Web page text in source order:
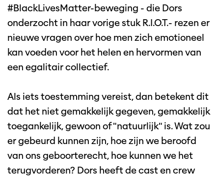
#BlackLivesMatter-beweging - die Dors
onderzocht in haar vorige stuk R.I.O.T.- rezen er
nieuwe vragen over hoe men zich emotioneel
kan voeden voor het helen en hervormen van
een egalitair collectief.
Als iets toestemming vereist, dan betekent dit
dat het niet gemakkelijk gegeven, gemakkelijk
toegankelijk, gewoon of "natuurlijk" is. Wat zou
er gebeurd kunnen zijn, hoe zijn we beroofd
van ons geboorterecht, hoe kunnen we het
terugvorderen? Dors heeft de cast en crew